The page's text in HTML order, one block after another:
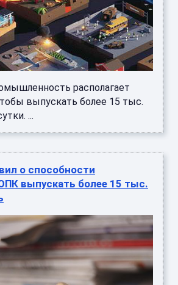
располагает
выпускать более 15 тыс.
...
о способности
выпускать более 15 тыс.